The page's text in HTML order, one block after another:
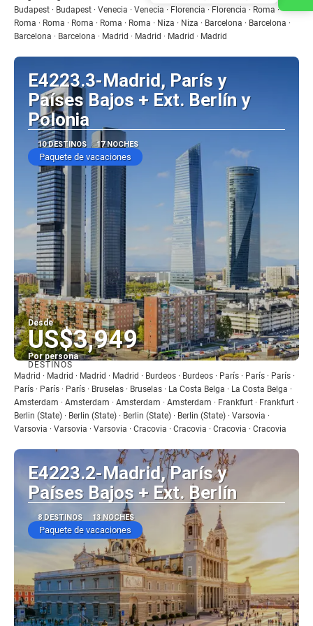
Budapest · Budapest · Venecia · Venecia · Florencia · Florencia · Roma ·
Roma · Roma · Roma · Roma · Roma · Niza · Niza · Barcelona · Barcelona ·
Barcelona · Barcelona · Madrid · Madrid · Madrid · Madrid
E4223.3-Madrid, París y
Países Bajos + Ext. Berlín y
Polonia
10 DESTINOS 17 NOCHES
Paquete de vacaciones
Desde
US$3,949
Por persona
Ver
DESTINOS
Madrid · Madrid · Madrid · Madrid · Burdeos · Burdeos · París · París · París ·
París · París · París · Bruselas · Bruselas · La Costa Belga · La Costa Belga ·
Amsterdam · Amsterdam · Amsterdam · Amsterdam · Frankfurt · Frankfurt ·
Berlin (State) · Berlin (State) · Berlin (State) · Berlin (State) · Varsovia ·
Varsovia · Varsovia · Varsovia · Cracovia · Cracovia · Cracovia · Cracovia
E4223.2-Madrid, París y
Países Bajos + Ext. Berlín
8 DESTINOS 13 NOCHES
Paquete de vacaciones